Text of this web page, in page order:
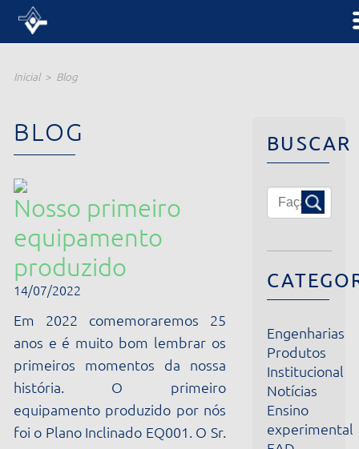
BLOG
Nosso primeiro
equipamento
produzido
14/07/2022
Em 2022 comemoraremos 25
primeiros momentos da nossa
história. O primeiro
equipamento produzido por nós
foi o Plano Inclinado EQ001. O Sr.
Luiz,...
CATEGORIAS
Engenharias
Institucional
Notícias
Ensino
experimental
Geral
Newsletter